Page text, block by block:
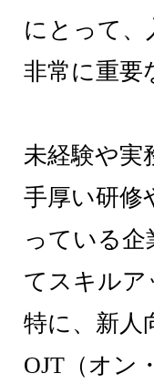
にとって、
非常に重要
未経験や実
手厚い研修
っている企
てスキルア
特に、新人
OJT（オン